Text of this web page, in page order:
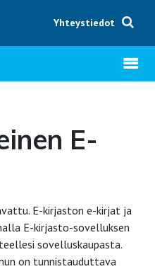
Yhteystiedot
Avaa
E-
E-kirjaston e-kirjat ja
E-kirjasto-sovelluksen
sovelluskaupasta.
on tunnistauduttava